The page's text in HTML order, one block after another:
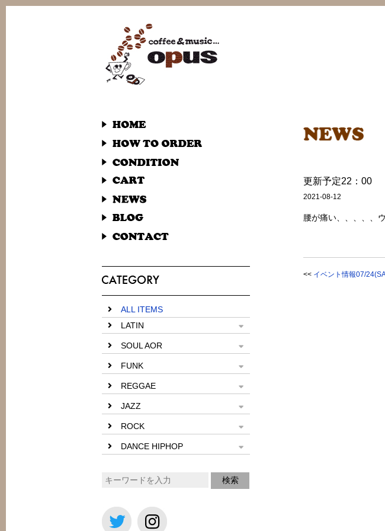
ALL ITEMS
LATIN
SOUL AOR
FUNK
REGGAE
JAZZ
ROCK
DANCE HIPHOP
更新予定22：00
2021-08-12
腰が痛い、、、、、
<< イベント情報07/